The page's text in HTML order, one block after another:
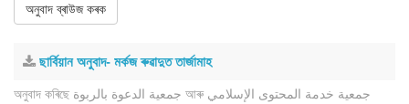
অনুবাদ ব্ৰাউজ কৰক
ছাৰ্বিয়ান অনুবাদ- মৰ্কজ ৰুৱাদুত তাৰ্জামাহ
অনুবাদ কৰিছে جمعية الدعوة بالربوة আৰু جمعية خدمة المحتوى الإسلامي